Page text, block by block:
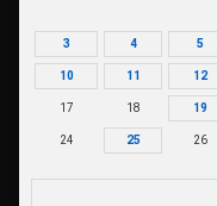
3 4 5
10 11 12
17 18 19
24 25 26